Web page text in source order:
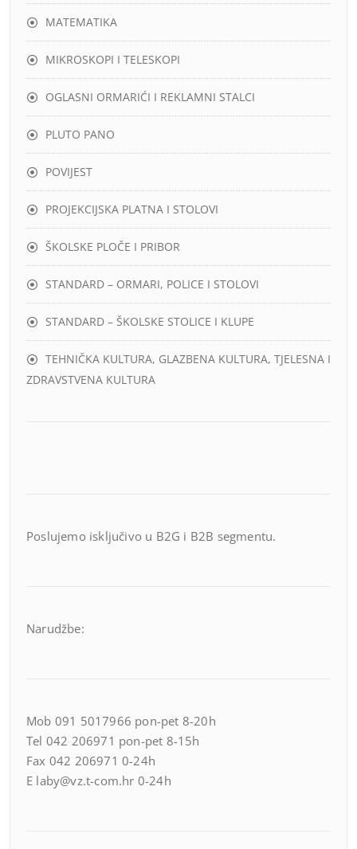
MATEMATIKA
MIKROSKOPI I TELESKOPI
OGLASNI ORMARIĆI I REKLAMNI STALCI
PLUTO PANO
POVIJEST
PROJEKCIJSKA PLATNA I STOLOVI
ŠKOLSKE PLOČE I PRIBOR
STANDARD – ORMARI, POLICE I STOLOVI
STANDARD – ŠKOLSKE STOLICE I KLUPE
TEHNIČKA KULTURA, GLAZBENA KULTURA, TJELESNA I
ZDRAVSTVENA KULTURA
Poslujemo isključivo u B2G i B2B segmentu.
Narudžbe:
Mob 091 5017966 pon-pet 8-20h
Tel 042 206971 pon-pet 8-15h
Fax 042 206971 0-24h
E laby@vz.t-com.hr 0-24h